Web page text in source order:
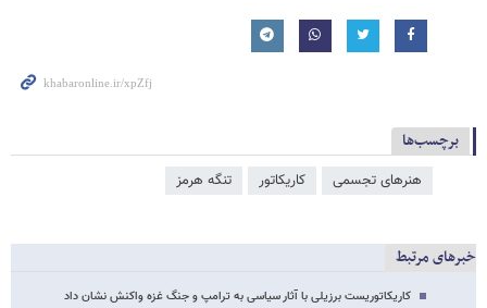
برچسب‌ها
هنرهای تجسمی کاریکاتور تنگه هرمز
خبرهای مرتبط
کاریکاتوریست برزیلی با آثار سیاسی به ترامپ و جنگ غزه واکنش نشان داد